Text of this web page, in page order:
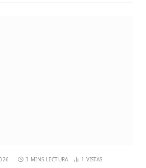
3 MINS LECTURA 1 VISTAS